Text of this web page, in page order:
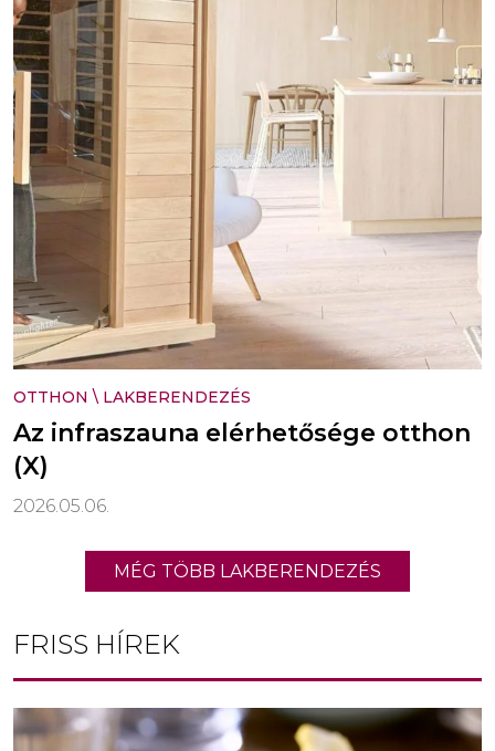
OTTHON \ LAKBERENDEZÉS
Az infraszauna elérhetősége otthon
(X)
2026.05.06.
MÉG TÖBB LAKBERENDEZÉS
FRISS HÍREK